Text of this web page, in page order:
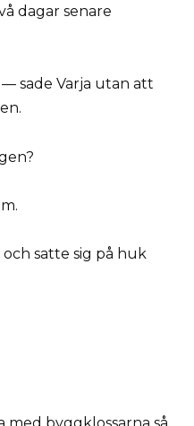
dagar senare
sade Varja utan att
satte sig på huk